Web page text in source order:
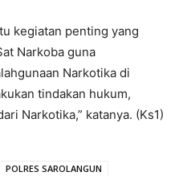
kegiatan penting yang
Narkoba guna
Narkotika di
tindakan hukum,
Narkotika,” katanya. (Ks1)
POLRES SAROLANGUN